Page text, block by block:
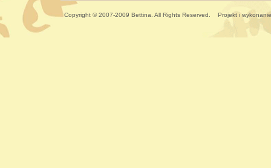
Copyright © 2007-2009 Bettina. All Rights Reserved. Projekt i